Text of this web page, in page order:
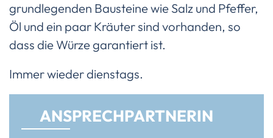
grundlegenden Bausteine wie Salz und Pfeffer,
Öl und ein paar Kräuter sind vorhanden, so
dass die Würze garantiert ist.
Immer wieder dienstags.
AN­SPRECH­PART­NERIN